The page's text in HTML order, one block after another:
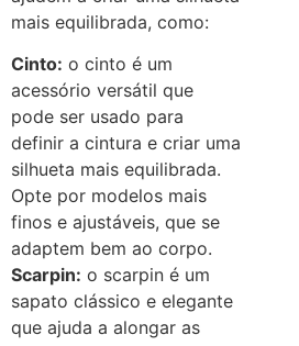
mais equilibrada, como:
Cinto: o cinto é um
acessório versátil que
pode ser usado para
definir a cintura e criar uma
silhueta mais equilibrada.
Opte por modelos mais
finos e ajustáveis, que se
adaptem bem ao corpo.
Scarpin: o scarpin é um
sapato clássico e elegante
que ajuda a alongar as